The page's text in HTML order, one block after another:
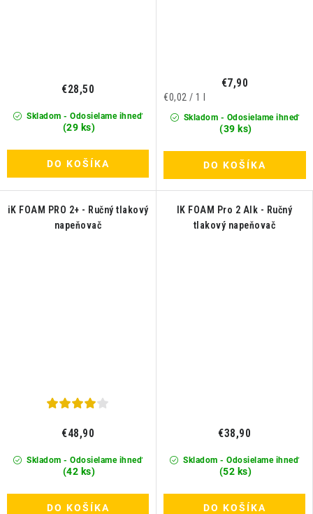
Skladom - Odosielame ihneď
(29 ks)
€28,50
DO KOŠÍKA
Skladom - Odosielame ihneď
(39 ks)
€7,90
Jednotková
cena:
€0,02 / 1 l
DO KOŠÍKA
iK FOAM PRO 2+ - Ručný tlakový
napeňovač
Skladom - Odosielame ihneď
(42 ks)
€48,90
DO KOŠÍKA
IK FOAM Pro 2 Alk - Ručný
tlakový napeňovač
Skladom - Odosielame ihneď
(52 ks)
€38,90
DO KOŠÍKA